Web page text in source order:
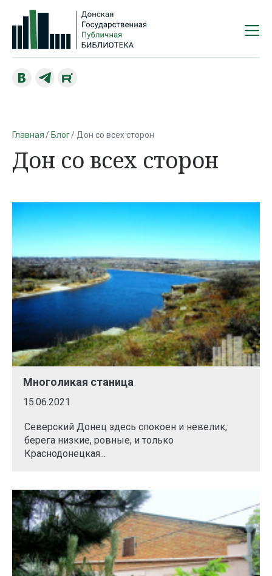
Главная Блог Дон со всех сторон
Дон со всех сторон
Многоликая станица
15.06.2021
Северский Донец здесь спокоен и невелик;
берега низкие, ровные, и только
Краснодонецкая...